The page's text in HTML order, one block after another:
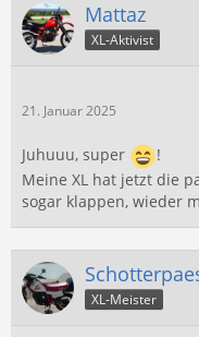
Mattaz
XL-Aktivist
21. Januar 2025
Juhuuu, super
!
Meine XL hat jetzt die
sogar klappen, wieder
XL-Meister